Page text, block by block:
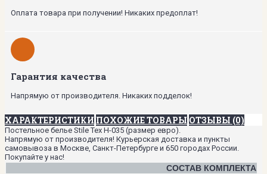
Оплата товара при получении! Никаких предоплат!
Гарантия качества
Напрямую от производителя. Никаких подделок!
ХАРАКТЕРИСТИКИ ПОХОЖИЕ ТОВАРЫ ОТЗЫВЫ (0)
Постельное белье Stile Tex H-035 (размер евро).
Напрямую от производителя! Курьерская доставка и пункты
самовывоза в Москве, Санкт-Петербурге и 650 городах России.
Покупайте у нас!
СОСТАВ КОМПЛЕКТА